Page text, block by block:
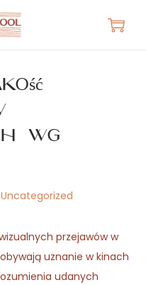
wg
P
s
t
e
Uncategorized
przejawów w
uznanie w kinach
udanych